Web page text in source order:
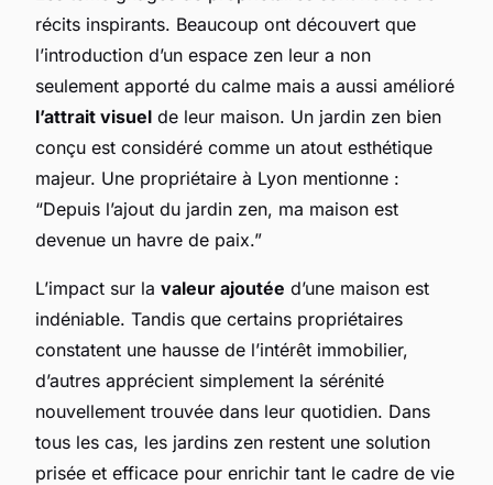
récits inspirants. Beaucoup ont découvert que
l’introduction d’un espace zen leur a non
seulement apporté du calme mais a aussi amélioré
l’attrait visuel de leur maison. Un jardin zen bien
conçu est considéré comme un atout esthétique
majeur. Une propriétaire à Lyon mentionne :
“Depuis l’ajout du jardin zen, ma maison est
devenue un havre de paix.”
L’impact sur la valeur ajoutée d’une maison est
indéniable. Tandis que certains propriétaires
constatent une hausse de l’intérêt immobilier,
d’autres apprécient simplement la sérénité
nouvellement trouvée dans leur quotidien. Dans
tous les cas, les jardins zen restent une solution
prisée et efficace pour enrichir tant le cadre de vie